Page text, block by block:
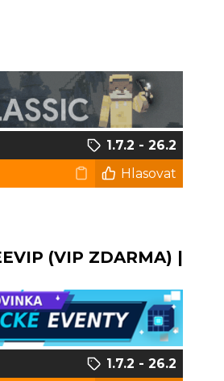
1.7.2 - 26.2
Hlasovat
(VIP ZDARMA) |
1.7.2 - 26.2